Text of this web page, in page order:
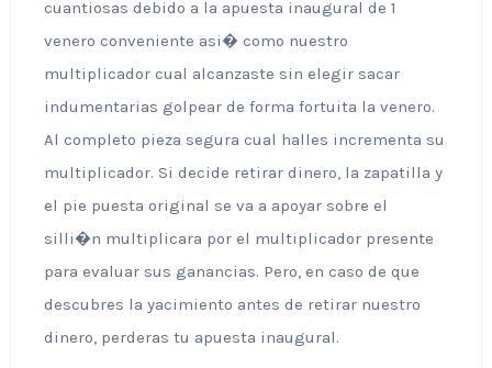
cuantiosas debido a la apuesta inaugural de 1
venero conveniente asi� como nuestro
multiplicador cual alcanzaste sin elegir sacar
indumentarias golpear de forma fortuita la venero.
Al completo pieza segura cual halles incrementa su
multiplicador. Si decide retirar dinero, la zapatilla y
el pie puesta original se va a apoyar sobre el
silli�n multiplicara por el multiplicador presente
para evaluar sus ganancias. Pero, en caso de que
descubres la yacimiento antes de retirar nuestro
dinero, perderas tu apuesta inaugural.